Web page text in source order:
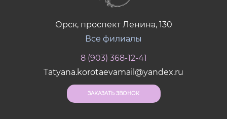
Орск, проспект Ленина, 130
Все филиалы
8 (903) 368-12-41
Tatyana.korotaevamail@yandex.ru
ЗАКАЗАТЬ ЗВОНОК